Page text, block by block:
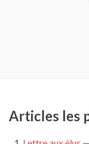
Articles les